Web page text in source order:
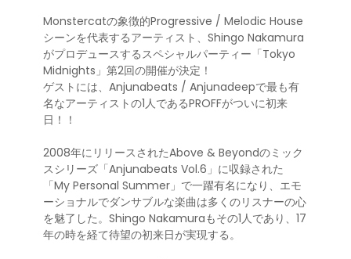
Monstercatの象徴的Progressive / Melodic House
シーンを代表するアーティスト、Shingo Nakamura
がプロデュースするスペシャルパーティー「Tokyo
Midnights」第2回の開催が決定！
ゲストには、Anjunabeats / Anjunadeepで最も有
名なアーティストの1人であるPROFFがついに初来
日！！
2008年にリリースされたAbove & Beyondのミック
スシリーズ「Anjunabeats Vol.6」に収録された
「My Personal Summer」で一躍有名になり、エモ
ーショナルでダンサブルな楽曲は多くのリスナーの心
を魅了した。Shingo Nakamuraもその1人であり、17
年の時を経て待望の初来日が実現する。